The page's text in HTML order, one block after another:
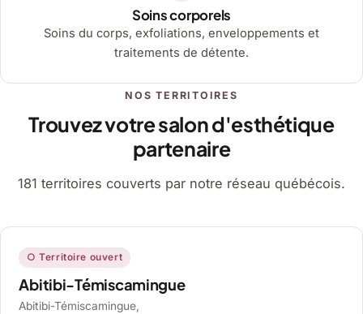
Soins corporels
Soins du corps, exfoliations, enveloppements et
traitements de détente.
NOS TERRITOIRES
Trouvez votre salon d'esthétique
partenaire
181 territoires couverts par notre réseau québécois.
○ Territoire ouvert
Abitibi-Témiscamingue
Abitibi-Témiscamingue,